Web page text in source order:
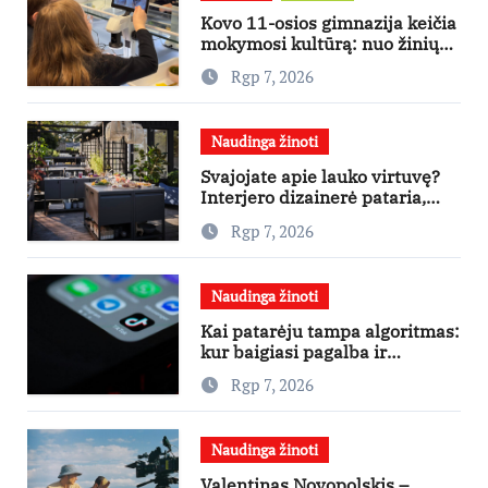
Kovo 11-osios gimnazija keičia
mokymosi kultūrą: nuo žinių
kaupimo – prie jų supratimo ir
taikymo
Rgp 7, 2026
Naudinga žinoti
Svajojate apie lauko virtuvę?
Interjero dizainerė pataria,
nuo ko pradėti
Rgp 7, 2026
Naudinga žinoti
Kai patarėju tampa algoritmas:
kur baigiasi pagalba ir
prasideda reklama?
Rgp 7, 2026
Naudinga žinoti